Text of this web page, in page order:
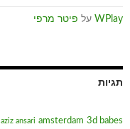
WPlay על פיטר מרפי
תגיות
3d babes
amsterdam
aziz ansari